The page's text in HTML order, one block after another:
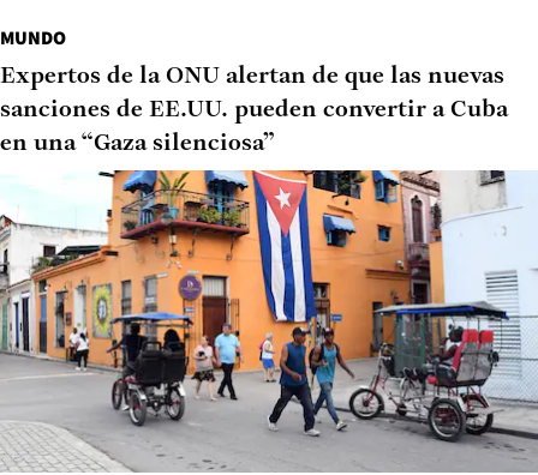
MUNDO
Expertos de la ONU alertan de que las nuevas
sanciones de EE.UU. pueden convertir a Cuba
en una “Gaza silenciosa”